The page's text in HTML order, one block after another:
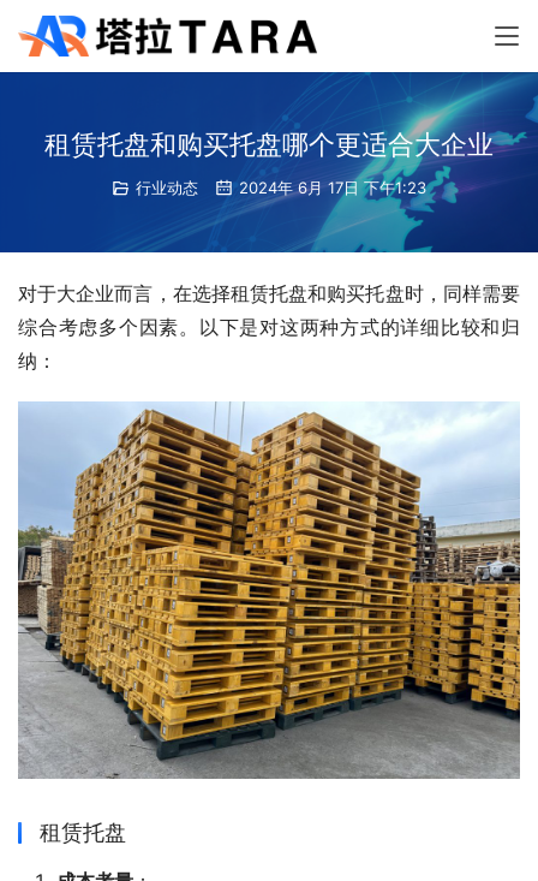
租赁托盘和购买托盘哪个更适合大企业
行业动态 2024年 6月 17日 下午1:23
对于大企业而言，在选择租赁托盘和购买托盘时，同样需要
综合考虑多个因素。以下是对这两种方式的详细比较和归
纳：
租赁托盘